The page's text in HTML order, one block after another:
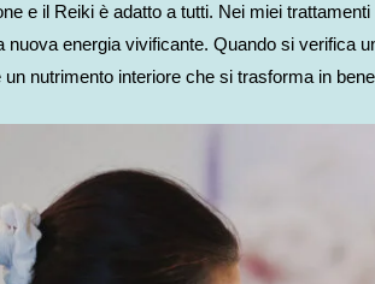
e il Reiki è adatto a tutti. Nei miei
nuova energia vivificante. Quando si verifica
un nutrimento interiore che si trasforma in